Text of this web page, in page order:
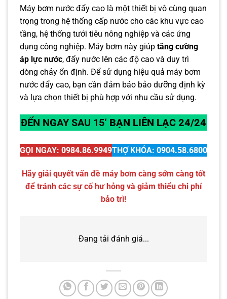
Máy bơm nước đẩy cao là một thiết bị vô cùng quan
trọng trong hệ thống cấp nước cho các khu vực cao
tầng, hệ thống tưới tiêu nông nghiệp và các ứng
dụng công nghiệp. Máy bơm này giúp tăng cường
áp lực nước, đẩy nước lên các độ cao và duy trì
dòng chảy ổn định. Để sử dụng hiệu quả máy bơm
nước đẩy cao, bạn cần đảm bảo bảo dưỡng định kỳ
và lựa chọn thiết bị phù hợp với nhu cầu sử dụng.
ĐẾN NGAY SAU 15‘ BẠN LIÊN LẠC 24/24
GỌI NGAY: 0984.86.9949THỢ KHÓA: 0904.58.6800
Hãy giải quyết vấn đề máy bơm càng sớm càng tốt
để tránh các sự cố hư hỏng và giảm thiểu chi phí
bảo trì!
Đang tải đánh giá...